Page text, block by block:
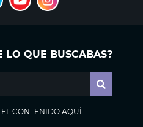
LO QUE BUSCABAS?
CONTENIDO AQUÍ